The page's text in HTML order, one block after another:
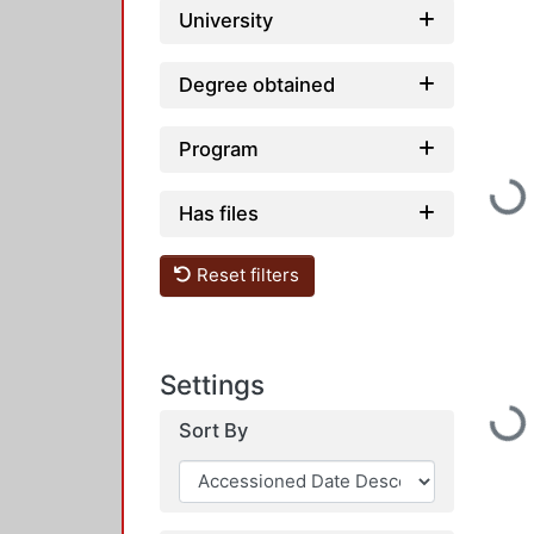
University
Degree obtained
Program
Has files
Reset filters
Settings
Sort By
Loading...
Loading...